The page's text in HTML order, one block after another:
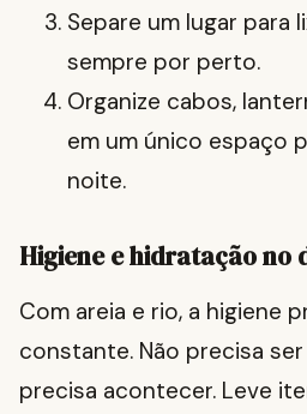
Separe um lugar para
sempre por perto.
Organize cabos,
em um único espaço
noite.
Higiene e hidratação no
Com areia e rio, a higiene
constante. Não precisa
precisa acontecer. Leve